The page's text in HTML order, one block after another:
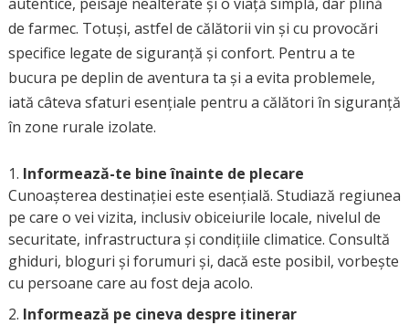
de farmec. Totuși, astfel de călătorii vin și cu provocări
specifice legate de siguranță și confort. Pentru a te
bucura pe deplin de aventura ta și a evita problemele,
iată câteva sfaturi esențiale pentru a călători în siguranță
în zone rurale izolate.
Informează-te bine înainte de plecare
Cunoașterea destinației este esențială. Studiază regiunea
pe care o vei vizita, inclusiv obiceiurile locale, nivelul de
securitate, infrastructura și condițiile climatice. Consultă
ghiduri, bloguri și forumuri și, dacă este posibil, vorbește
cu persoane care au fost deja acolo.
Informează pe cineva despre itinerar